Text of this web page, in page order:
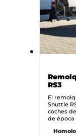
RS3
El
Shuttle
coches
de época